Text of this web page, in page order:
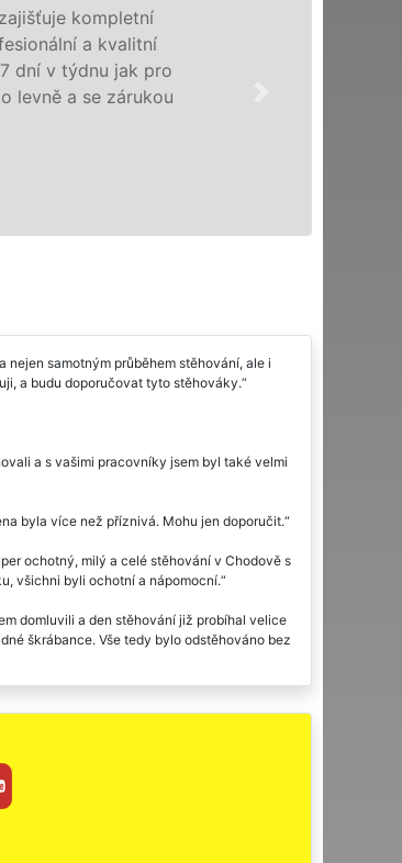
samotným průběhem stěhování, ale i
a budu doporučovat tyto stěhováky.
a s vašimi pracovníky jsem byl také velmi
byla více než příznivá. Mohu jen doporučit.
ochotný, milý a celé stěhování v Chodově s
všichni byli ochotní a nápomocní.
domluvili a den stěhování již probíhal velice
škrábance. Vše tedy bylo odstěhováno bez
stěhovací službu této společnosti EXTRA
ochotu.